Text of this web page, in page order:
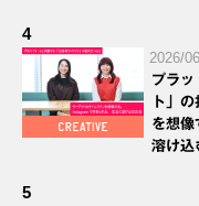
4
2026/
プラッ
ト」
を想
溶け込
5